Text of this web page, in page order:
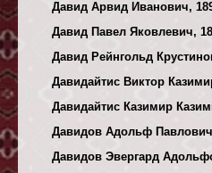
Давид Арвид Иванович,
Давид Павел Яковлевич,
Давид Рейнгольд
Давидайтис Виктор
Давидайтис Казимир
Давидов Адольф
Давидов Эвергард